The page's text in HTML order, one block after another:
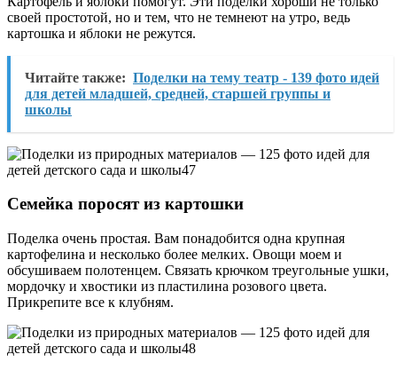
своей простотой, но и тем, что не темнеют на утро, ведь
картошка и яблоки не режутся.
Читайте также: Поделки на тему театр - 139 фото идей
для детей младшей, средней, старшей группы и
школы
Семейка поросят из картошки
Поделка очень простая. Вам понадобится одна крупная
картофелина и несколько более мелких. Овощи моем и
обсушиваем полотенцем. Связать крючком треугольные ушки,
мордочку и хвостики из пластилина розового цвета.
Прикрепите все к клубням.